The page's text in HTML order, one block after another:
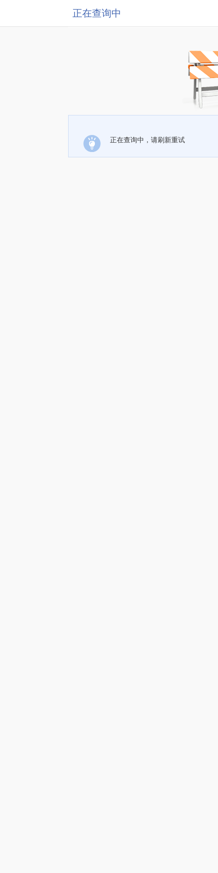
正在查询中
正在查询中，请刷新重试